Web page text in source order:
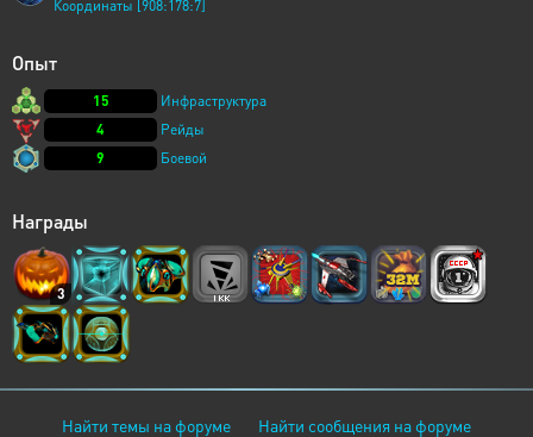
Координаты [908:178:7]
Опыт
15
Инфраструктура
4
Рейды
9
Боевой
Награды
3
Найти темы на форуме
Найти сообщения на форуме